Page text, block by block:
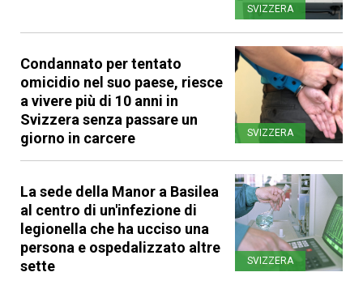
SVIZZERA
Condannato per tentato
omicidio nel suo paese, riesce
a vivere più di 10 anni in
Svizzera senza passare un
giorno in carcere
SVIZZERA
La sede della Manor a Basilea
al centro di un'infezione di
legionella che ha ucciso una
persona e ospedalizzato altre
sette
SVIZZERA